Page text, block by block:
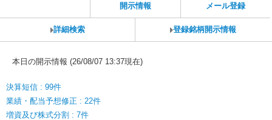
開示情報
メール登録
詳細検索 登録銘柄開示情報
本日の開示情報 (26/08/07 13:37現在)
決算短信 : 99件
業績・配当予想修正 : 22件
増資及び株式分割 : 7件